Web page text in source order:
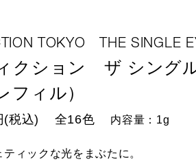
TOKYO THE SINGLE
クション ザ シング
フィル）
(税込) 全16色 内容量：1g
ティックな光をまぶたに。